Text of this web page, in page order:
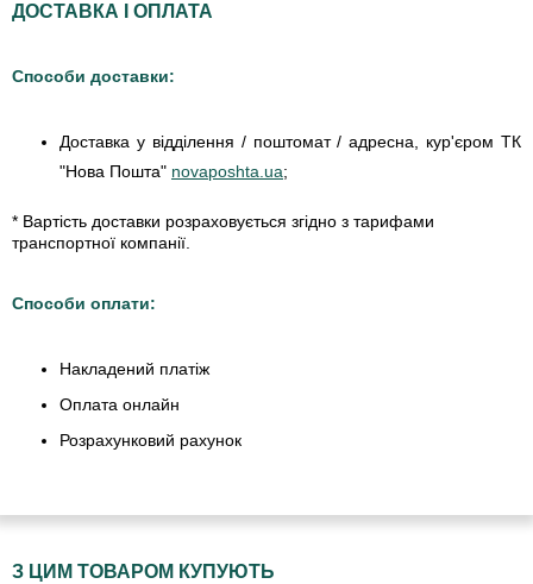
ДОСТАВКА І ОПЛАТА
Способи доставки:
Доставка у відділення / поштомат / адресна, кур'єром ТК
"Нова Пошта" novaposhta.ua;
* Вартість доставки розраховується згідно з тарифами
транспортної компанії.
Способи оплати:
Накладений платіж
Оплата онлайн
Розрахунковий рахунок
З ЦИМ ТОВАРОМ КУПУЮТЬ